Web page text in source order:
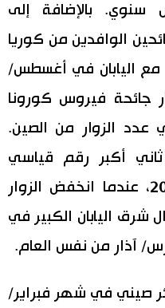
أساس سنوي. بالإضافة إلى
الوافدين من كوريا
مع اليابان في أغسطس/
أدى انتشار جائحة فيروس كورونا
عدد الزوار من الصين.
أكبر رقم قياسي
مسجل بعد أبريل/ نيسان 2011، عندما انخفض الزوار
62.5٪ بعد زلزال شرق اليابان الكبير في
آذار من نفس العام.
هناك سوى 87200 زائر صيني في شهر فبراير/